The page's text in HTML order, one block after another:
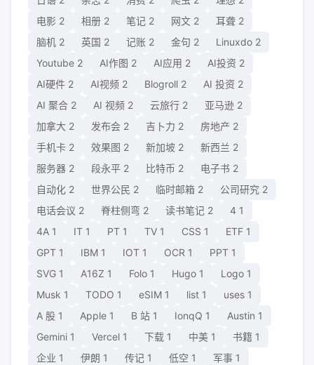
电影 2 相册 2 笔记 2 网文 2 耳聋 2
脑机 2 英国 2 记账 2 金句 2 Linuxdo 2
Youtube 2 AI作图 2 AI应用 2 AI投资 2
AI硬件 2 AI视频 2 Blogroll 2 AI 投资 2
AI 聚合 2 AI 视频 2 云旅行 2 亚马逊 2
加拿大 2 发布会 2 吉卜力 2 房地产 2
手机卡 2 效果图 2 新加坡 2 新西兰 2
服务器 2 段永平 2 比特币 2 电子书 2
自动化 2 世界公民 2 临时邮箱 2 公司研究 2
电话会议 2 脊柱侧弯 2 读书笔记 2 4 1
4A 1 IT 1 PT 1 TV 1 CSS 1 ETF 1
GPT 1 IBM 1 IOT 1 OCR 1 PPT 1
SVG 1 A16Z 1 Folo 1 Hugo 1 Logo 1
Musk 1 TODO 1 eSIM 1 list 1 uses 1
A 股 1 Apple 1 B 站 1 IonqQ 1 Austin 1
Gemini 1 Vercel 1 下载 1 中美 1 书籍 1
企业 1 伊朗 1 传记 1 低空 1 军事 1